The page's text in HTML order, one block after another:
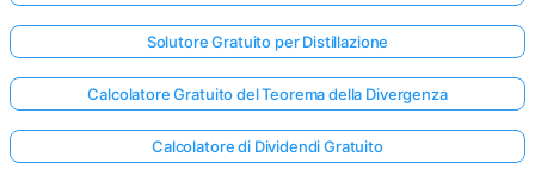
Solutore Gratuito per Distillazione
Calcolatore Gratuito del Teorema della Divergenza
Calcolatore di Dividendi Gratuito